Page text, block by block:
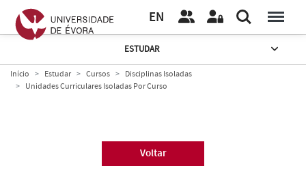
EN
ESTUDAR
Início Estudar Cursos
Disciplinas Isoladas
Unidades Curriculares Isoladas Por Curso
Voltar